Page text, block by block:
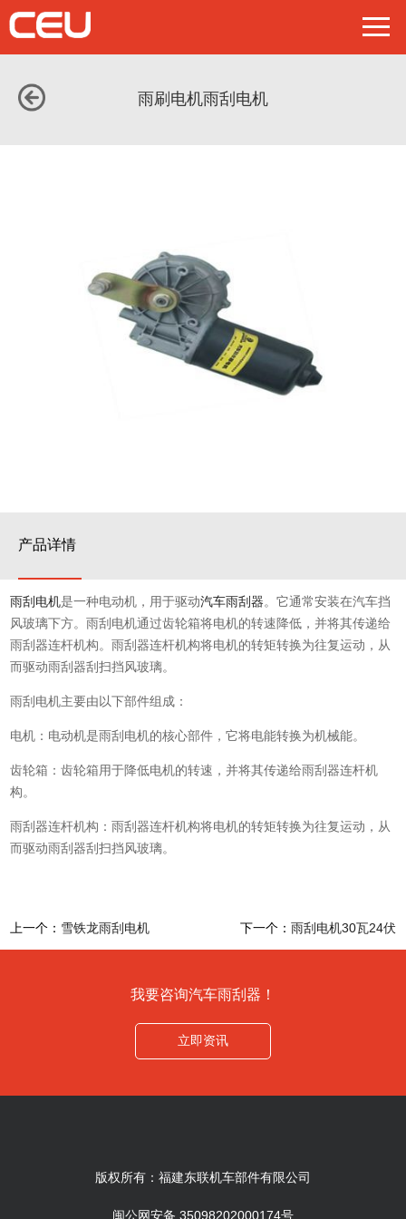
雨刷电机雨刮电机
产品详情
雨刮电机是一种电动机，用于驱动汽车雨刮器。它通常安装在汽车挡
风玻璃下方。雨刮电机通过齿轮箱将电机的转速降低，并将其传递给
雨刮器连杆机构。雨刮器连杆机构将电机的转矩转换为往复运动，从
而驱动雨刮器刮扫挡风玻璃。
雨刮电机主要由以下部件组成：
电机：电动机是雨刮电机的核心部件，它将电能转换为机械能。
齿轮箱：齿轮箱用于降低电机的转速，并将其传递给雨刮器连杆机
构。
雨刮器连杆机构：雨刮器连杆机构将电机的转矩转换为往复运动，从
而驱动雨刮器刮扫挡风玻璃。
上一个： 雪铁龙雨刮电机 下一个： 雨刮电机30瓦24伏
我要咨询汽车雨刮器！
立即资讯
版权所有：福建东联机车部件有限公司